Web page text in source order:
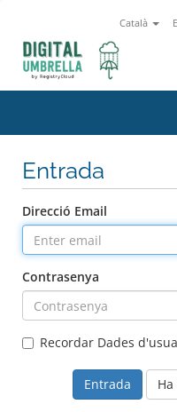
Català
Entrada
Direcció Email
Contrasenya
Recordar Dades